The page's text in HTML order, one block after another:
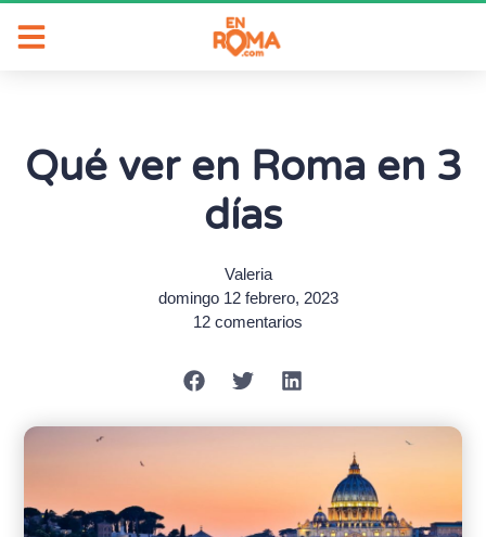
Qué ver en Roma en 3
días
Valeria
domingo 12 febrero, 2023
12 comentarios